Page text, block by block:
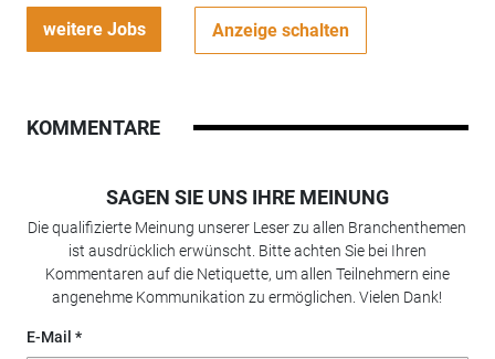
weitere Jobs Anzeige schalten
KOMMENTARE
SAGEN SIE UNS IHRE MEINUNG
Die qualifizierte Meinung unserer Leser zu allen Branchenthemen
ist ausdrücklich erwünscht. Bitte achten Sie bei Ihren
Kommentaren auf die Netiquette, um allen Teilnehmern eine
angenehme Kommunikation zu ermöglichen. Vielen Dank!
E-Mail